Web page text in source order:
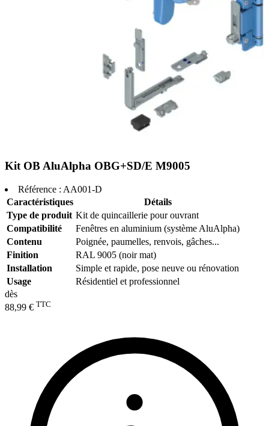
Kit OB AluAlpha OBG+SD/E M9005
Référence : AA001-D
Caractéristiques
Détails
Type de produit Kit de quincaillerie pour ouvrant
Compatibilité
Fenêtres en aluminium (système AluAlpha)
Contenu
Poignée, paumelles, renvois, gâches...
Finition
RAL 9005 (noir mat)
Installation
Simple et rapide, pose neuve ou rénovation
Usage
Résidentiel et professionnel
dès
88,99 € TTC